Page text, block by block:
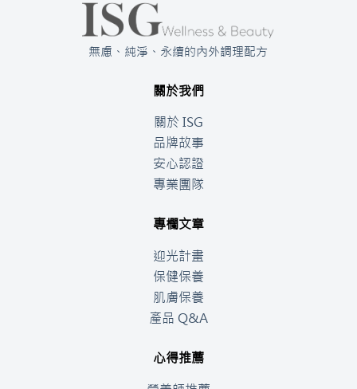
無慮、純淨、永續的內外調理配方
關於我們
關於 ISG
品牌故事
安心認證
專業團隊
專欄文章
迎光計畫
保健保養
肌膚保養
產品 Q&A
心得推薦